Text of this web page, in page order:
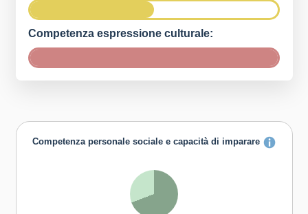
Competenza espressione culturale:
Competenza personale sociale e capacità di imparare